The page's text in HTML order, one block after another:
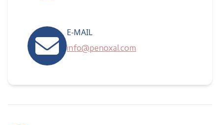
E-MAIL
info@penoxal.com